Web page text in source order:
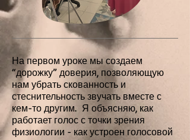
На первом уроке мы создаем
“дорожку” доверия, позволяющую
нам убрать скованность и
стеснительность звучать вместе с
кем-то другим. Я объясняю, как
работает голос с точки зрения
физиологии - как устроен голосовой